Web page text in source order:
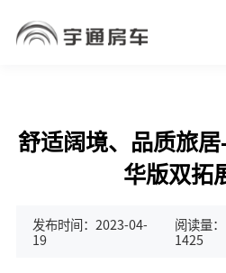
舒适阔境、品质旅
华版双拓
发布时间：2023-04-
19
阅读量：
1425